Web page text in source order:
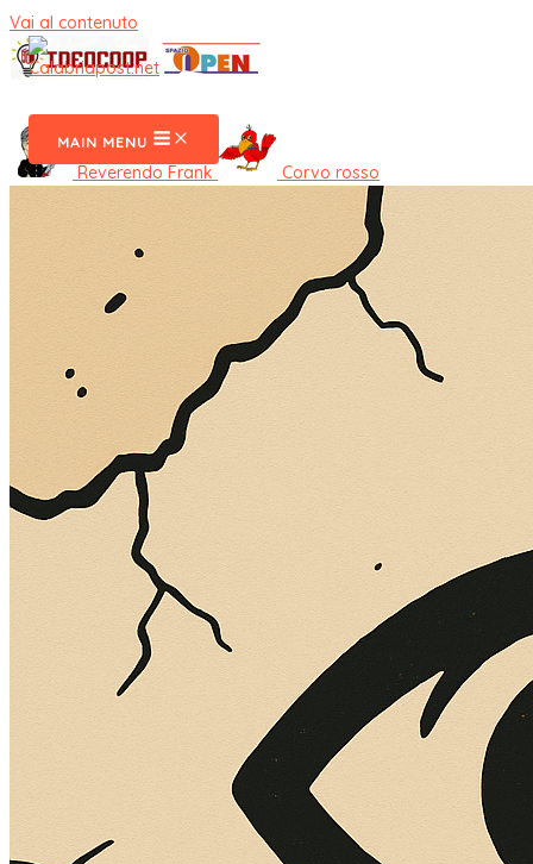
Vai al contenuto
MAIN MENU
Reverendo Frank Corvo rosso